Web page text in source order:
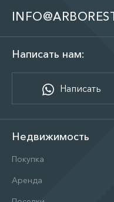
Написать нам:
Написать
Недвижимость
Покупка
Аренда